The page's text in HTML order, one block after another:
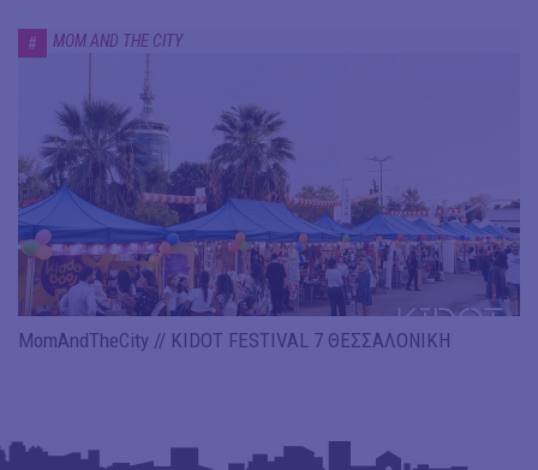
# MOM AND THE CITY
MomAndTheCity // KIDOT FESTIVAL 7 ΘΕΣΣΑΛΟΝΙΚΗ